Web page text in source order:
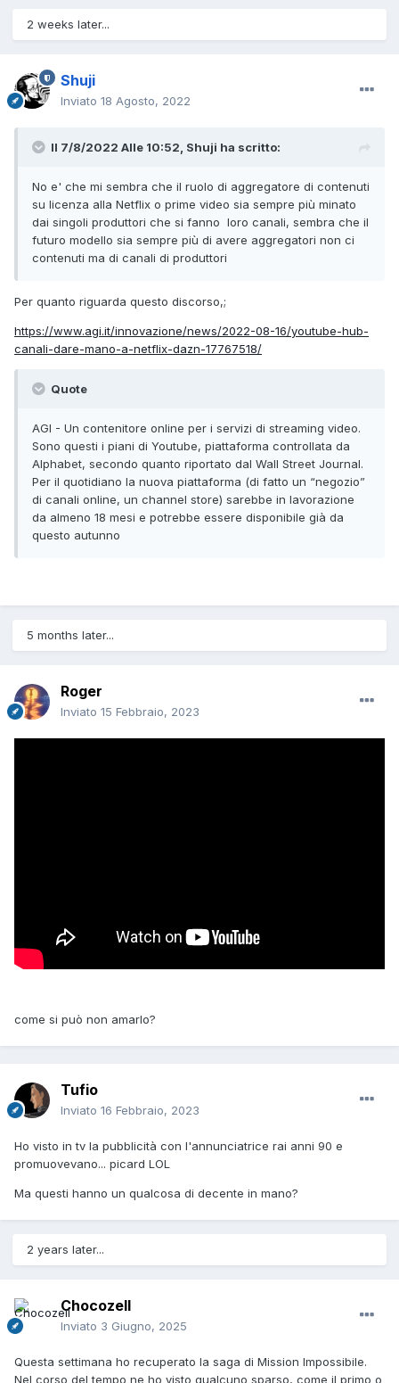
2 weeks later...
Shuji
Inviato 18 Agosto, 2022
Il 7/8/2022 Alle 10:52, Shuji ha scritto:
No e' che mi sembra che il ruolo di aggregatore di contenuti
su licenza alla Netflix o prime video sia sempre più minato
dai singoli produttori che si fanno loro canali, sembra che il
futuro modello sia sempre più di avere aggregatori non ci
contenuti ma di canali di produttori
Per quanto riguarda questo discorso,;
https://www.agi.it/innovazione/news/2022-08-16/youtube-hub-
canali-dare-mano-a-netflix-dazn-17767518/
Quote
AGI - Un contenitore online per i servizi di streaming video.
Sono questi i piani di Youtube, piattaforma controllata da
Alphabet, secondo quanto riportato dal Wall Street Journal.
Per il quotidiano la nuova piattaforma (di fatto un “negozio”
di canali online, un channel store) sarebbe in lavorazione
da almeno 18 mesi e potrebbe essere disponibile già da
questo autunno
5 months later...
Roger
Inviato 15 Febbraio, 2023
come si può non amarlo?
Tufio
Inviato 16 Febbraio, 2023
Ho visto in tv la pubblicità con l'annunciatrice rai anni 90 e
promuovevano... picard LOL
Ma questi hanno un qualcosa di decente in mano?
2 years later...
Chocozell
Inviato 3 Giugno, 2025
Questa settimana ho recuperato la saga di Mission Impossibile.
Nel corso del tempo ne ho visto qualcuno sparso, come il primo o